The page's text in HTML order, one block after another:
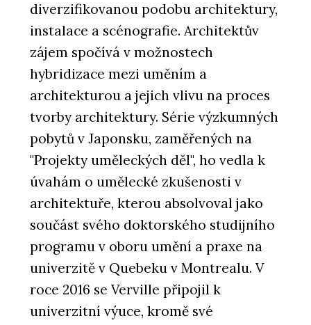
diverzifikovanou podobu architektury,
instalace a scénografie. Architektův
zájem spočívá v možnostech
hybridizace mezi uměním a
architekturou a jejich vlivu na proces
tvorby architektury. Série výzkumných
pobytů v Japonsku, zaměřených na
"Projekty uměleckých děl", ho vedla k
úvahám o umělecké zkušenosti v
architektuře, kterou absolvoval jako
součást svého doktorského studijního
programu v oboru umění a praxe na
univerzitě v Quebeku v Montrealu. V
roce 2016 se Verville připojil k
univerzitní výuce, kromě své